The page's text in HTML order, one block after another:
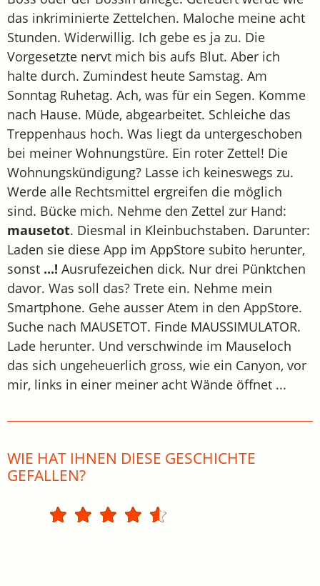
das inkriminierte Zettelchen. Maloche meine acht
Stunden. Widerwillig. Ich gebe es ja zu. Die
Vorgesetzte nervt mich bis aufs Blut. Aber ich
halte durch. Zumindest heute Samstag. Am
Sonntag Ruhetag. Ach, was für ein Segen. Komme
nach Hause. Müde, abgearbeitet. Schleiche das
Treppenhaus hoch. Was liegt da untergeschoben
bei meiner Wohnungstüre. Ein roter Zettel! Die
Wohnungskündigung? Lasse ich keineswegs zu.
Werde alle Rechtsmittel ergreifen die möglich
sind. Bücke mich. Nehme den Zettel zur Hand:
mausetot. Diesmal in Kleinbuchstaben. Darunter:
Laden sie diese App im AppStore subito herunter,
sonst ...! Ausrufezeichen dick. Nur drei Pünktchen
davor. Was soll das? Trete ein. Nehme mein
Smartphone. Gehe ausser Atem in den AppStore.
Suche nach MAUSETOT. Finde MAUSSIMULATOR.
Lade herunter. Und verschwinde im Mauseloch
das sich ungeheuerlich gross, wie ein Canyon, vor
mir, links in einer meiner acht Wände öffnet ...
WIE HAT IHNEN DIESE GESCHICHTE
GEFALLEN?